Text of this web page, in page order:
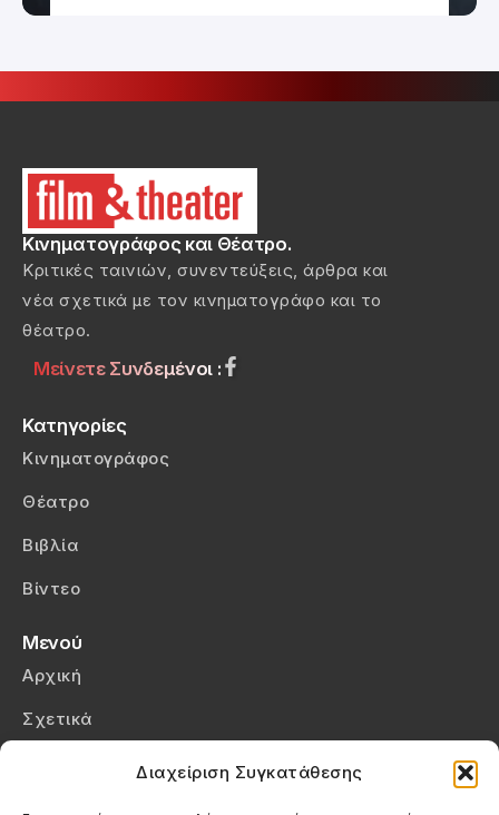
Διαχείριση Συγκατάθεσης
Κινηματογράφος και Θέατρο.
Κριτικές ταινιών, συνεντεύξεις, άρθρα και
νέα σχετικά με τον κινηματογράφο και το
θέατρο.
Μείνετε Συνδεμένοι :
Κατηγορίες
Κινηματογράφος
Θέατρο
Βιβλία
Βίντεο
Μενού
Αρχική
Σχετικά